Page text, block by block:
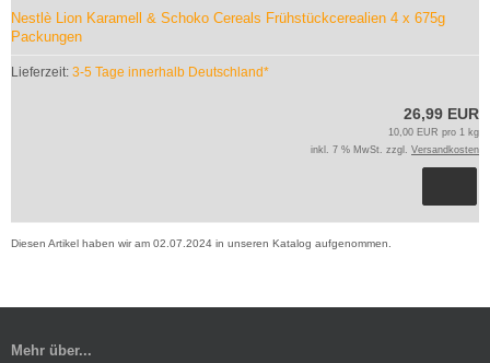
Nestlè Lion Karamell & Schoko Cereals Frühstückcerealien 4 x 675g
Packungen
Lieferzeit: 3-5 Tage innerhalb Deutschland*
26,99 EUR
10,00 EUR pro 1 kg
inkl. 7 % MwSt. zzgl. Versandkosten
Diesen Artikel haben wir am 02.07.2024 in unseren Katalog aufgenommen.
Mehr über...